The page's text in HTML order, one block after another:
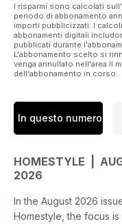
I risparmi sono calcolati
periodo di abbonamento
importi pubblicizzati. I
abbonamenti digitali
pubblicati durante
L'abbonamento scelto si
venga annullato nell'area Il
dell'abbonamento in corso.
In questo numero
HOMESTYLE |
2026
In the August 2026
Homestyle, the focus is